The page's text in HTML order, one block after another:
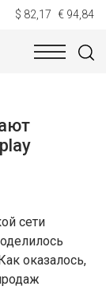
$ 82,17 € 94,84
сети
оказалось,